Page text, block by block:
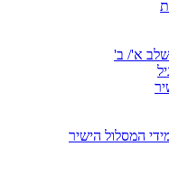
א'/ ב'
המסלול הישיר